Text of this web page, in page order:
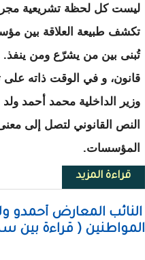
ليست كل لحظة تشريعية
تكشف طبيعة العلاقة بين
تُبنى بين من يشرّع ومن ينفذ.
قانون، و في الوقت ذاته على
وزير الداخلية محمد أحمد
النص القانوني لتصل إلى
المؤسسات.
قراءة المزيدحول معالي
المواطنين ( قراءة بين